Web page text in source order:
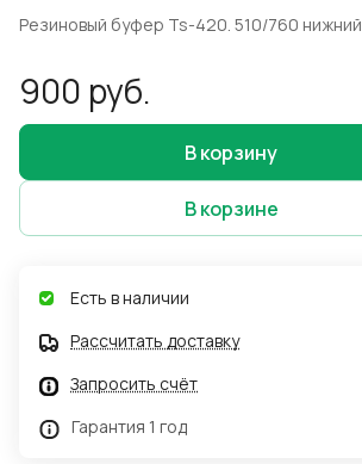
Резиновый буфер Ts-420. 510/760 нижний
900 руб.
В корзину
В корзине
Есть в наличии
Рассчитать доставку
Запросить счёт
Гарантия 1 год